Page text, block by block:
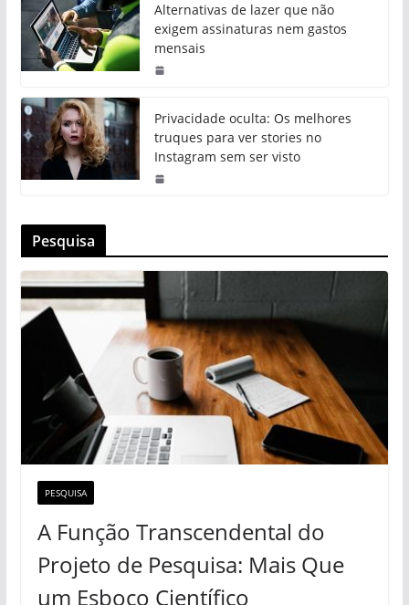
Alternativas de lazer que não
exigem assinaturas nem gastos
mensais
Privacidade oculta: Os melhores
truques para ver stories no
Instagram sem ser visto
Pesquisa
PESQUISA
A Função Transcendental do
Projeto de Pesquisa: Mais Que
um Esboço Científico